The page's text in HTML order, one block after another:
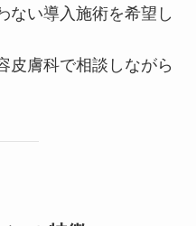
ない導入施術を希望し
皮膚科で相談しながら